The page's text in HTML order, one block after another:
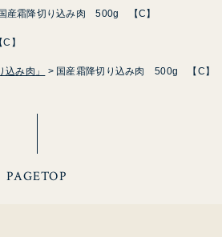
国産霜降切り込み肉 500g 【C】
】
み肉」 国産霜降切り込み肉 500g 【C】
PAGETOP